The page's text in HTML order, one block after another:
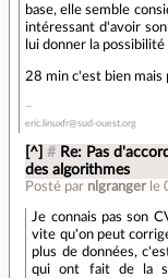
base, elle semble
intéressant d'avoir
lui donner la
28 min c'est bien mais
eric.linuxfr@sud-ouest.org
[^] # Re: Pas
des algorithmes
Posté par nlgranger le
Je connais pas son
vite qu'on peut
plus de données,
qui ont fait de la